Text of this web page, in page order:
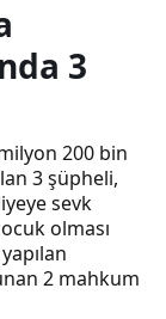
3
200 bin
3 şüpheli,
sevk
olması
2 mahkum
PAYLAŞ